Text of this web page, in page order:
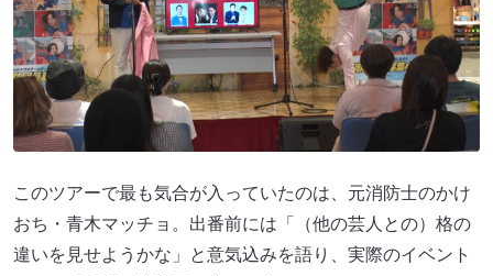
このツアーで最も気合が入っていたのは、元消防士のかけ
おち・青木マッチョ。出番前には「（他の芸人との）格の
違いを見せようかな」と意気込みを語り、実際のイベント